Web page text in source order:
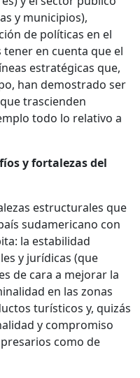
y municipios),
de políticas en el
tener en cuenta que el
estratégicas que,
han demostrado ser
trascienden
todo lo relativo a
y fortalezas del
estructurales que
sudamericano con
la estabilidad
y jurídicas (que
de cara a mejorar la
en las zonas
turísticos y, quizás
y compromiso
como de